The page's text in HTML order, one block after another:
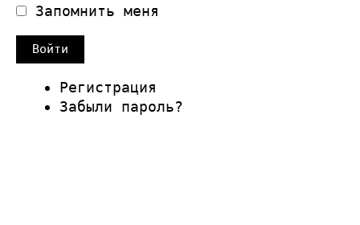
Запомнить меня
Войти
Регистрация
Забыли пароль?